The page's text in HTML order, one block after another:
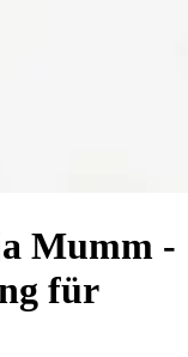
Mumm -
für